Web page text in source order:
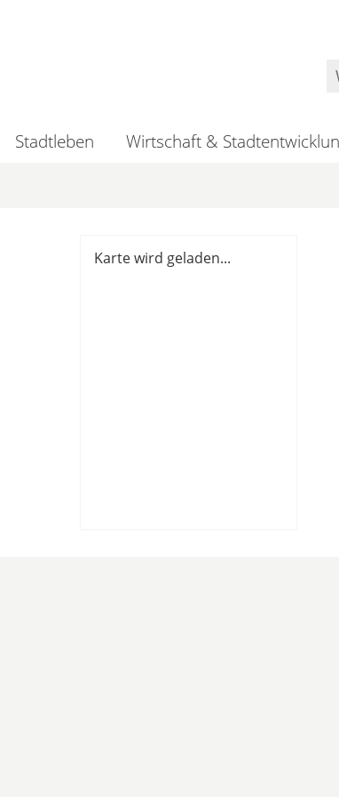
Stadtleben Wirtschaft &
Karte wird geladen...